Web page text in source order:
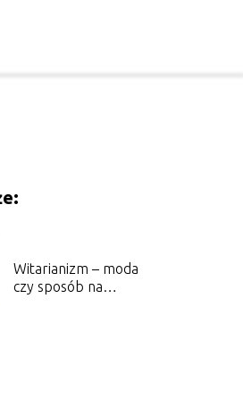
Witarianizm – moda
czy sposób na